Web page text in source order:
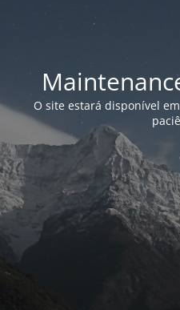
O site estará disponível